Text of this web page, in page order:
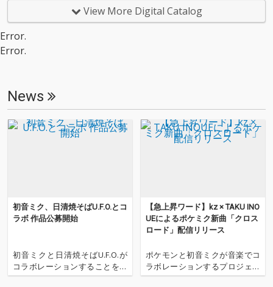
へ海水浴に出かける夏
の風景、旭川の烈夏七
き。広い空と海、その
海を一直線に輝かせる
夕日。旭川から留萌
へ、気持ちの良い道を
き、自由、解放、祭
り、そして少しの切な
さ。 私がこの夏に感じ
曲に込めました。 北海
道で、初音ミクさんと
一緒に音楽を作れるこ
へ海水浴に出かける夏
の風景、旭川の烈夏七
海を一直線に輝かせる
夕日。旭川から留萌
へ、気持ちの良い道を
ドライブしながら、ふ
き、自由、解放、祭
り、そして少しの切な
さ。 私がこの夏に感じ
たエモーションを、一
曲に込めました。 北海
道で、初音ミクさんと
一緒に音楽を作れるこ
View More Digital Catalog
Error.
Error.
News
初音ミク、日清焼そばU.F.O.とコ
ラボ 作品公募開始
初音ミクと日清焼そばU.F.O.が
コラボレーションすることを発
表し、イラスト＆楽曲コンテス
【急上昇ワード】kz × TAKU INO
UEによるポケミク新曲「クロス
ロード」配信リリース
ポケモンと初音ミクが音楽でコ
ラボレーションするプロジェク
ト「ポケモン feat. 初音ミク Pro